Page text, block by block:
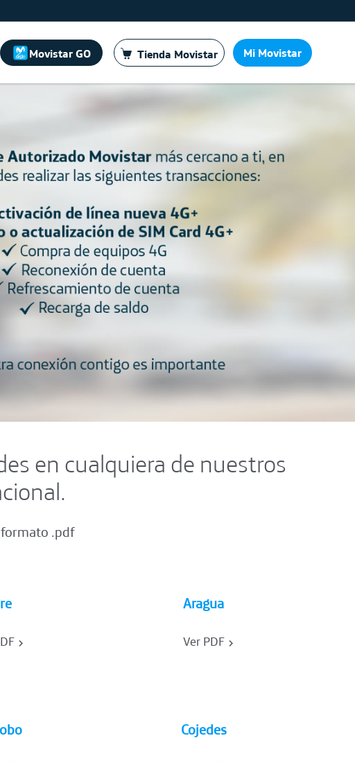
Movistar GO Tienda Movistar Mi Movistar
en cualquiera de nuestros
.pdf
Aragua
Ver PDF
Cojedes